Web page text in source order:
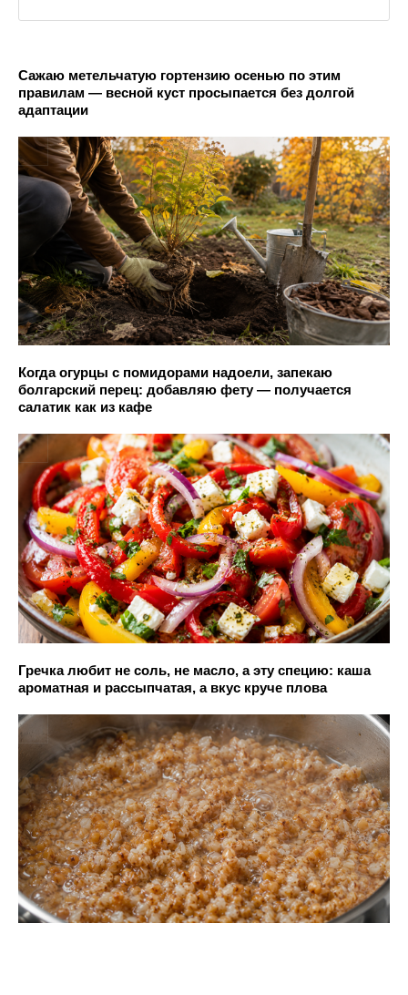
Сажаю метельчатую гортензию осенью по этим
правилам — весной куст просыпается без долгой
адаптации
Когда огурцы с помидорами надоели, запекаю
болгарский перец: добавляю фету — получается
салатик как из кафе
Гречка любит не соль, не масло, а эту специю: каша
ароматная и рассыпчатая, а вкус круче плова